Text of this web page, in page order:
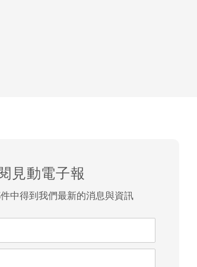
見動電子報
中得到我們最新的消息與資訊